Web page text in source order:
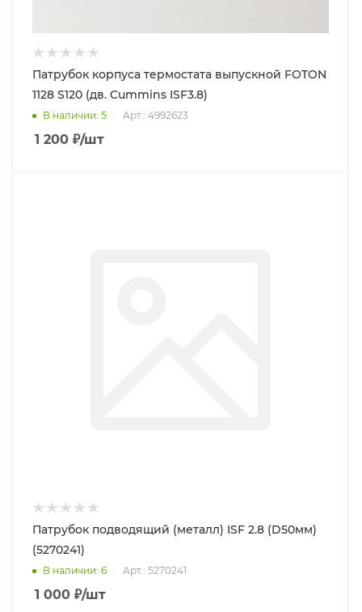
Патрубок корпуса термостата выпускной FOTON
1128 S120 (дв. Cummins ISF3.8)
В наличии: 5 Арт.: 4992623
1 200 ₽/шт
Патрубок подводящий (металл) ISF 2.8 (D50мм)
(5270241)
В наличии: 6 Арт.: 5270241
1 000 ₽/шт